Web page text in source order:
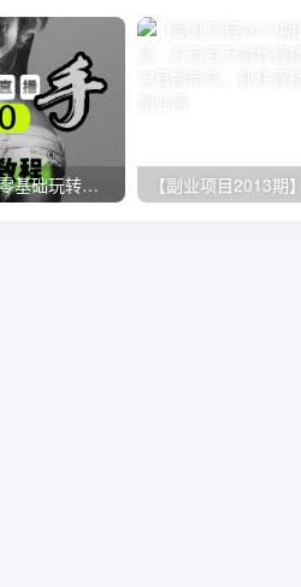
【无人直播3.0】零基础玩转男粉快手无人直播日产1000+，稳狠猛，2023男粉落地项目实操教程